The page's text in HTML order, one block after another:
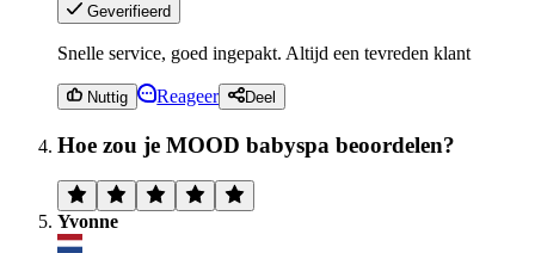
Geverifieerd
Snelle service, goed ingepakt. Altijd een tevreden klant
Nuttig Reageer Deel
Hoe zou je MOOD babyspa beoordelen?
Yvonne